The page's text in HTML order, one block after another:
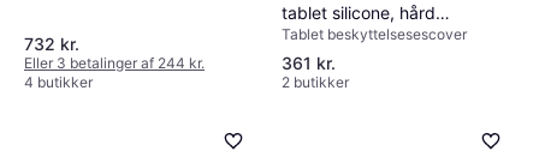
732 kr.
Eller 3 betalinger af 244 kr.
4 butikker
tablet silicone, hård
polykarbonat sort 8 for
Samsung Galaxy Tab Active
3
Tablet beskyttelsesescover
361 kr.
2 butikker